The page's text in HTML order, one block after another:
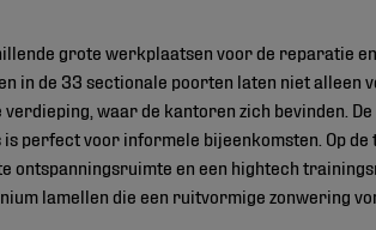
grote werkplaatsen voor de reparatie
in de 33 sectionale poorten laten niet alleen
waar de kantoren zich bevinden.
perfect voor informele bijeenkomsten. Op
en een hightech
lamellen die een ruitvormige zonwering